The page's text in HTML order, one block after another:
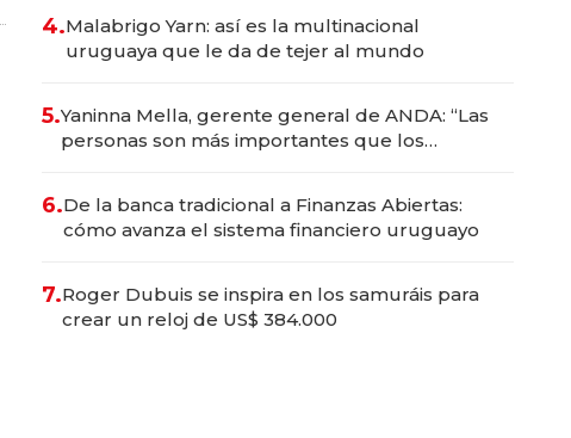
4.Malabrigo Yarn: así es la multinacional
uruguaya que le da de tejer al mundo
5.Yaninna Mella, gerente general de ANDA: “Las
personas son más importantes que los
6.De la banca tradicional a Finanzas Abiertas:
cómo avanza el sistema financiero uruguayo
7.Roger Dubuis se inspira en los samuráis para
crear un reloj de US$ 384.000